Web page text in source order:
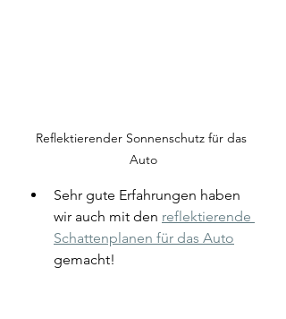
Reflektierender Sonnenschutz für das
Auto
Sehr gute Erfahrungen haben
wir auch mit den reflektierende
Schattenplanen für das Auto
gemacht!